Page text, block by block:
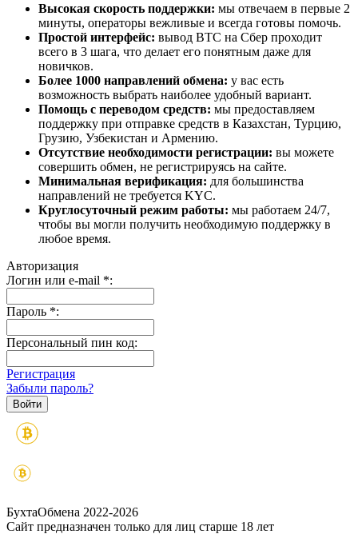
Высокая скорость поддержки: мы отвечаем в первые 2
минуты, операторы вежливые и всегда готовы помочь.
Простой интерфейс: вывод BTC на Сбер проходит
всего в 3 шага, что делает его понятным даже для
новичков.
Более 1000 направлений обмена: у вас есть
возможность выбрать наиболее удобный вариант.
Помощь с переводом средств: мы предоставляем
поддержку при отправке средств в Казахстан, Турцию,
Грузию, Узбекистан и Армению.
Отсутствие необходимости регистрации: вы можете
совершить обмен, не регистрируясь на сайте.
Минимальная верификация: для большинства
направлений не требуется KYC.
Круглосуточный режим работы: мы работаем 24/7,
чтобы вы могли получить необходимую поддержку в
любое время.
Авторизация
Логин или e-mail *:
Пароль *:
Персональный пин код:
Регистрация
Забыли пароль?
БухтаОбмена 2022-2026
Сайт предназначен только для лиц старше 18 лет